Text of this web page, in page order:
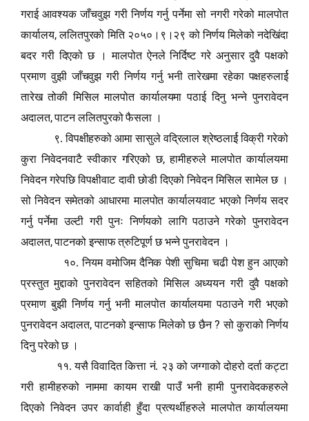
गराई आवश्यक जाँचवुझ गरी निर्णय गर्नु पर्नेमा सो नगरी गरेको मालपोत
कार्यालय,ललितपुरको मिति २०५०।९।२९ को निर्णय मिलेको नदेखिंदा
बदर गरी दिएको छ । मालपोत ऐनले निर्दिष्ट गरे अनुसार दुवै पक्षको
प्रमाण वुझी जाँचवुझ गरी निर्णय गर्नु भनी तारेखमा रहेका पक्षहरुलार्ई
तारेख तोकी मिसिल मालपोत कार्यालयमा पठाई दिनु भन्ने पुनरावेदन
अदालत,पाटन ललितपुरको फैसला ।
९. विपक्षीहरुको आमा सासुले वद्रिलाल श्रेष्ठलार्ई विक्री गरेको
कुरा निवेदनवाटै स्वीकार गरिएको छ,हामीहरुले मालपोत कार्यालयमा
निवेदन गरेपछि विपक्षीवाट दावी छोडी दिएको निवेदन मिसिल सामेल छ ।
सो निवेदन समेतको आधारमा मालपोत कार्यालयवाट भएको निर्णय सदर
गर्नु पर्नेमा उल्टी गरी पुनः निर्णयको लागि पठाउने गरेको पुनरावेदन
अदालत,पाटनको इन्साफ त्रुटिपूर्ण छ भन्ने पुनरावेदन ।
१०. नियम वमोजिम दैनिक पेशी सुचिमा चढी पेश हुन आएको
प्रस्तुत मुद्दाको पुनरावेदन सहितको मिसिल अध्ययन गरी दुवै पक्षको
प्रमाण बुझी निर्णय गर्नु भनी मालपोत कार्यालयमा पठाउने गरी भएको
पुनरावेदन अदालत,पाटनको इन्साफ मिलेको छ छैन?सो कुराको निर्णय
दिनु परेको छ ।
११. यसै विवादित कित्ता नं. २३ को जग्गाको दोहरो दर्ता कट्टा
गरी हामीहरुको नाममा कायम राखी पाउँ भनी हामी पुनरावेदकहरुले
दिएको निवेदन उपर कार्वाही हुँदा प्रत्यर्थीहरुले मालपोत कार्यालयमा